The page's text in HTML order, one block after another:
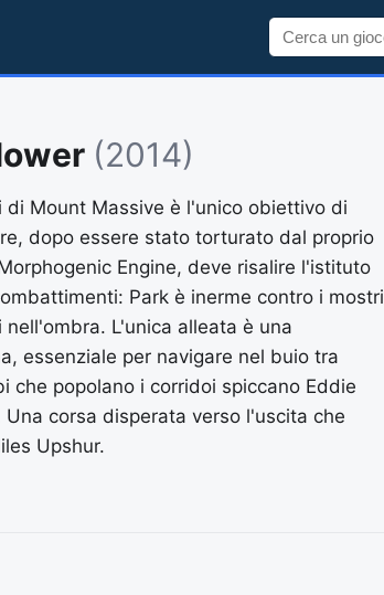
(2014)
Mount Massive è l'unico obiettivo di
dopo essere stato torturato dal proprio
Engine, deve risalire l'istituto
Park è inerme contro i mostri
L'unica alleata è una
essenziale per navigare nel buio tra
che popolano i corridoi spiccano Eddie
corsa disperata verso l'uscita che
Upshur.